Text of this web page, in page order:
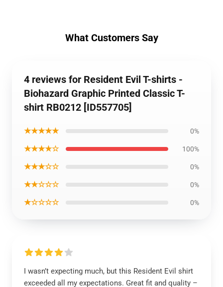
What Customers Say
4 reviews for Resident Evil T-shirts -
Biohazard Graphic Printed Classic T-
shirt RB0212 [ID557705]
★★★★★ 0%
★★★★☆ 100%
★★★☆☆ 0%
★★☆☆☆ 0%
★☆☆☆☆ 0%
I wasn’t expecting much, but this Resident Evil shirt
exceeded all my expectations. Great fit and quality –